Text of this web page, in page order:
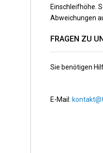
Einschleifhöhe.
Abweichungen
FRAGEN ZU
Sie benötigen
E-Mail: